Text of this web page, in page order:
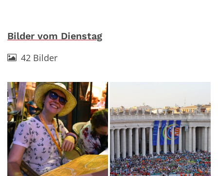
Bilder vom Dienstag
42 Bilder